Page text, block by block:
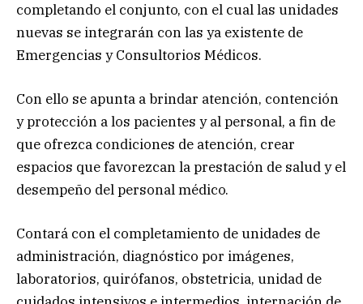
completando el conjunto, con el cual las unidades
nuevas se integrarán con las ya existente de
Emergencias y Consultorios Médicos.
Con ello se apunta a brindar atención, contención
y protección a los pacientes y al personal, a fin de
que ofrezca condiciones de atención, crear
espacios que favorezcan la prestación de salud y el
desempeño del personal médico.
Contará con el completamiento de unidades de
administración, diagnóstico por imágenes,
laboratorios, quirófanos, obstetricia, unidad de